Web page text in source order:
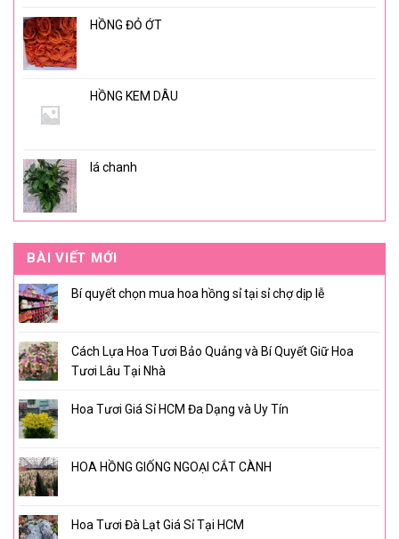
HỒNG ĐỎ ỚT
HỒNG KEM DÂU
lá chanh
BÀI VIẾT MỚI
Bí quyết chọn mua hoa hồng sỉ tại sỉ chợ dịp lễ
Cách Lựa Hoa Tươi Bảo Quảng và Bí Quyết Giữ Hoa
Tươi Lâu Tại Nhà
Hoa Tươi Giá Sỉ HCM Đa Dạng và Uy Tín
HOA HỒNG GIỐNG NGOẠI CẮT CÀNH
Hoa Tươi Đà Lạt Giá Sỉ Tại HCM